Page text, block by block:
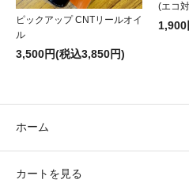
ピックアップ CNTリールオイ
ル
3,500円(税込3,850円)
(エコ
ホーム
カートを見る